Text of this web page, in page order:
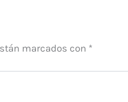
marcados con *